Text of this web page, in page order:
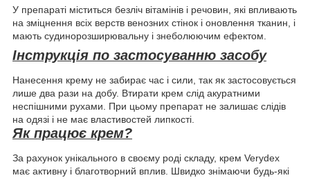
У препараті міститься безліч вітамінів і речовин, які впливають
на зміцнення всіх верств венозних стінок і оновлення тканин, і
мають судинорозширювальну і знеболюючим ефектом.
Інструкція по застосуванню засобу
Нанесення крему не забирає час і сили, так як застосовується
лише два рази на добу. Втирати крем слід акуратними
неспішними рухами. При цьому препарат не залишає слідів
на одязі і не має властивостей липкості.
Як працює крем?
За рахунок унікального в своєму роді складу, крем Verydex
має активну і благотворний вплив. Швидко знімаючи будь-які